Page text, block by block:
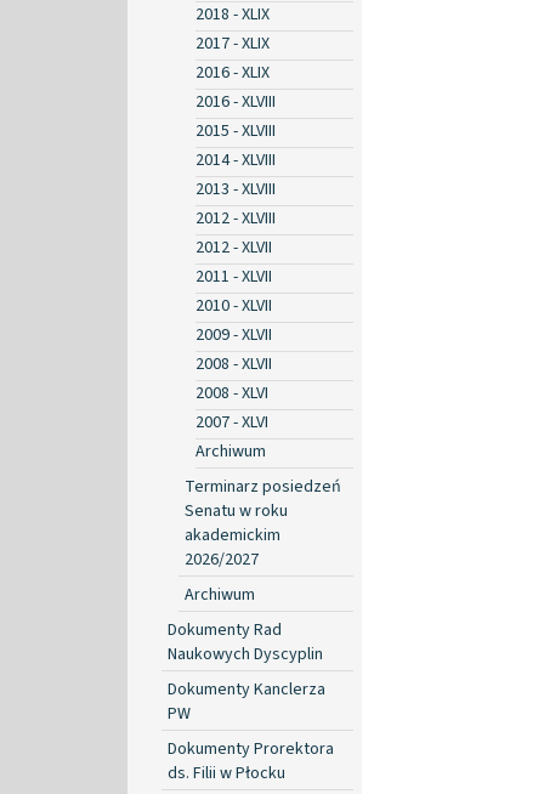
2018 - XLIX
2017 - XLIX
2016 - XLIX
2016 - XLVIII
2015 - XLVIII
2014 - XLVIII
2013 - XLVIII
2012 - XLVIII
2012 - XLVII
2011 - XLVII
2010 - XLVII
2009 - XLVII
2008 - XLVII
2008 - XLVI
2007 - XLVI
Archiwum
Terminarz posiedzeń
Senatu w roku
akademickim
2026/2027
Archiwum
Dokumenty Rad
Naukowych Dyscyplin
Dokumenty Kanclerza
PW
Dokumenty Prorektora
ds. Filii w Płocku